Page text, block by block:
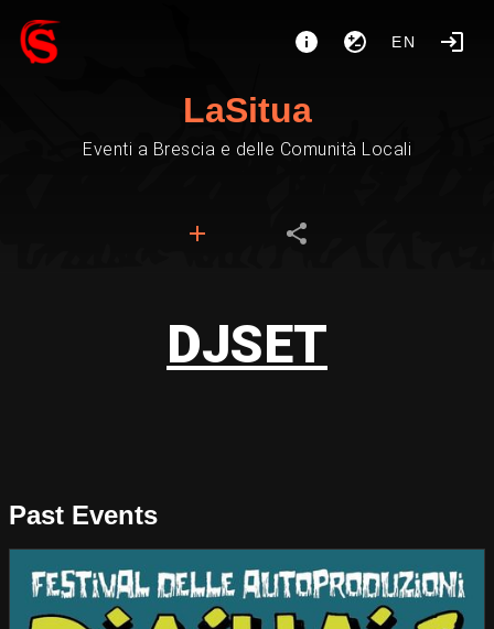
EN
LaSitua
Eventi a Brescia e delle Comunità Locali
DJSET
Past Events